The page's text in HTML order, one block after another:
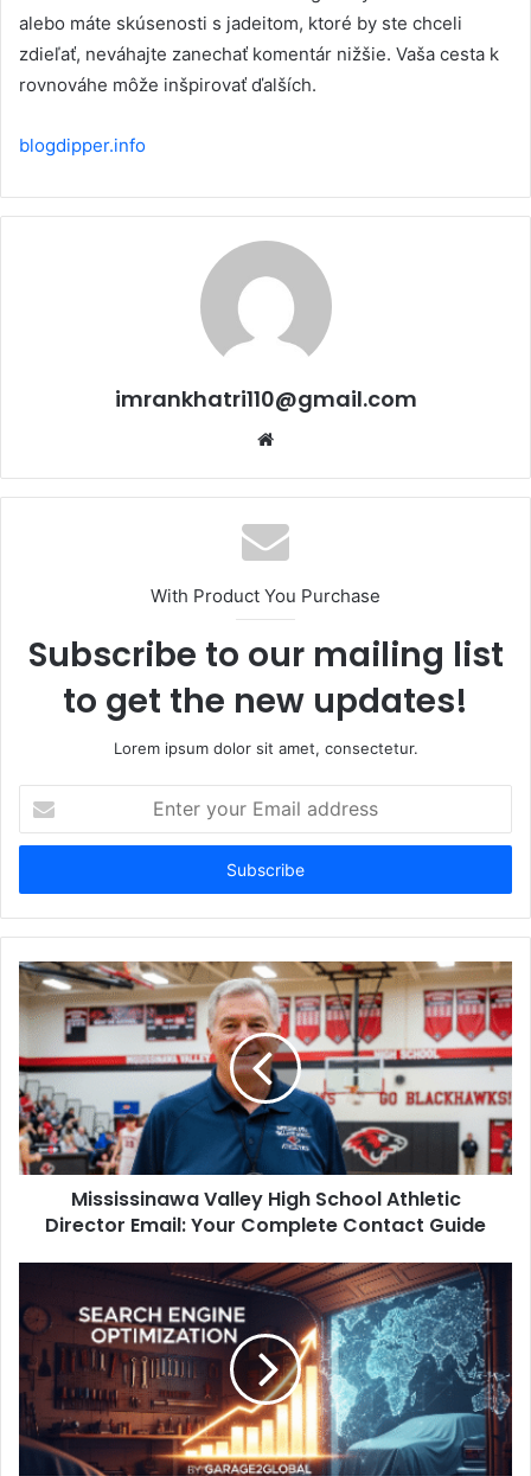
alebo máte skúsenosti s jadeitom, ktoré by ste chceli
zdieľať, neváhajte zanechať komentár nižšie. Vaša cesta k
rovnováhe môže inšpirovať ďalších.
blogdipper.info
imrankhatri110@gmail.com
b
s
i
e
With Product You Purchase
Subscribe to our mailing list
to get the new updates!
Lorem ipsum dolor sit amet, consectetur.
t
r
y
u
r
E
a
i
l
a
d
Mississinawa Valley High School Athletic
Director Email: Your Complete Contact Guide